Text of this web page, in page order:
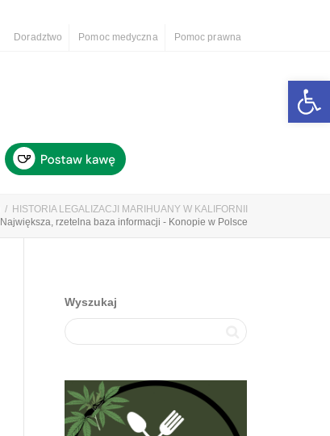
Doradztwo Pomoc medyczna Pomoc prawna
HISTORIA LEGALIZACJI MARIHUANY W KALIFORNII
Największa, rzetelna baza informacji - Konopie w Polsce
Wyszukaj